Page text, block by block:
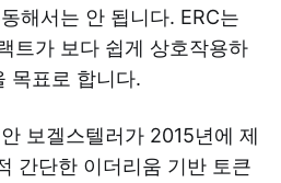
해서는 안 됩니다. ERC는
트가 보다 쉽게 상호작용하
목표로 합니다.
보겔스텔러가 2015년에 제
간단한 이더리움 기반 토큰